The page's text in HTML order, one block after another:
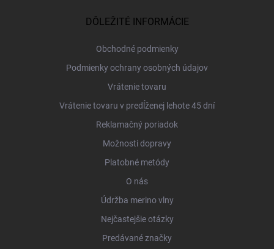
DÔLEŽITÉ INFORMÁCIE
Obchodné podmienky
Podmienky ochrany osobných údajov
Vrátenie tovaru
Vrátenie tovaru v predĺženej lehote 45 dní
Reklamačný poriadok
Možnosti dopravy
Platobné metódy
O nás
Údržba merino vlny
Nejčastejšie otázky
Predávané značky